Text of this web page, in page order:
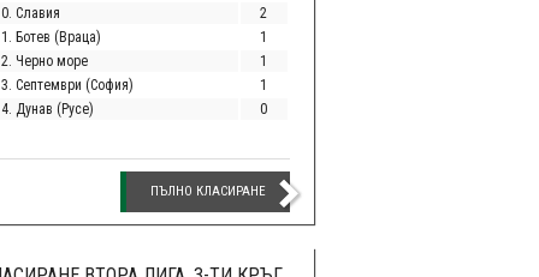
Славия
2
Ботев (Враца)
1
Черно море
1
Септември (София)
1
Дунав (Русе)
0
ПЪЛНО КЛАСИРАНЕ